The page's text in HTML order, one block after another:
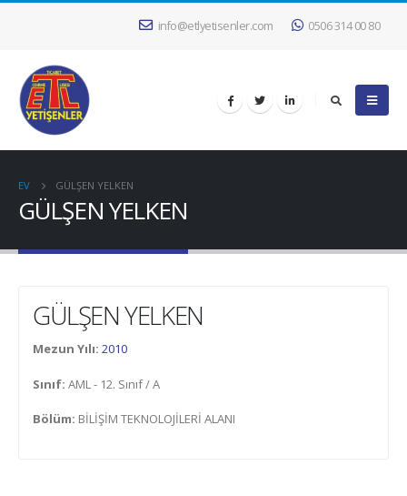
info@etlyetisenler.com 0506 314 00 80
EV GÜLŞEN YELKEN
GÜLŞEN YELKEN
GÜLŞEN YELKEN
Mezun Yılı: 2010
Sınıf: AML - 12. Sınıf / A
Bölüm: BİLİŞİM TEKNOLOJİLERİ ALANI